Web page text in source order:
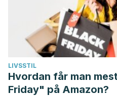
LIVSSTIL
Hvordan får man
Friday" på Amazon?